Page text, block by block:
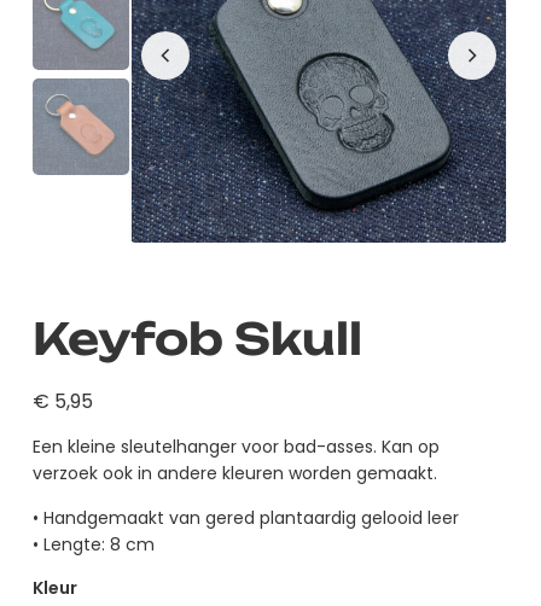
Keyfob Skull
€ 5,95
Een kleine sleutelhanger voor bad-asses. Kan op
verzoek ook in andere kleuren worden gemaakt.
• Handgemaakt van gered plantaardig gelooid leer
• Lengte: 8 cm
Kleur